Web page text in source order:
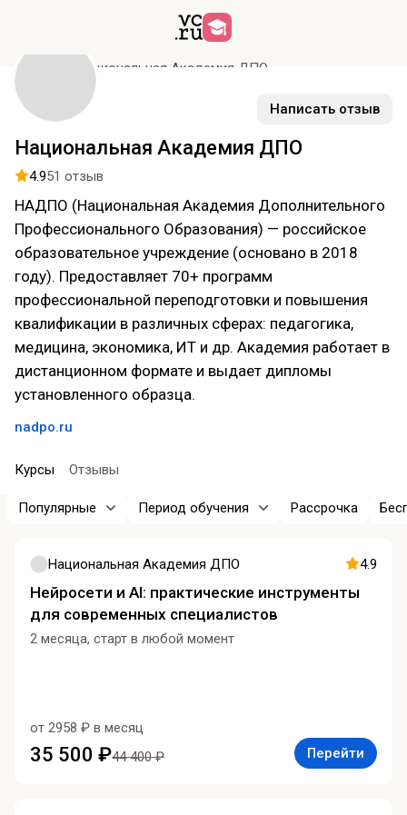
Курсы Национальная Академия ДПО
Написать отзыв
Национальная Академия ДПО
4.951 отзыв
НАДПО (Национальная Академия Дополнительного
Профессионального Образования) — российское
образовательное учреждение (основано в 2018
году). Предоставляет 70+ программ
профессиональной переподготовки и повышения
квалификации в различных сферах: педагогика,
медицина, экономика, ИТ и др. Академия работает в
дистанционном формате и выдает дипломы
установленного образца.
nadpo.ru
Курсы Отзывы
Популярные Период обучения Рассрочка
Национальная Академия ДПО 4.9
Нейросети и AI: практические инструменты
для современных специалистов
2 месяца, старт в любой момент
от 2958 ₽ в месяц
35 500 ₽44 400 ₽ Перейти